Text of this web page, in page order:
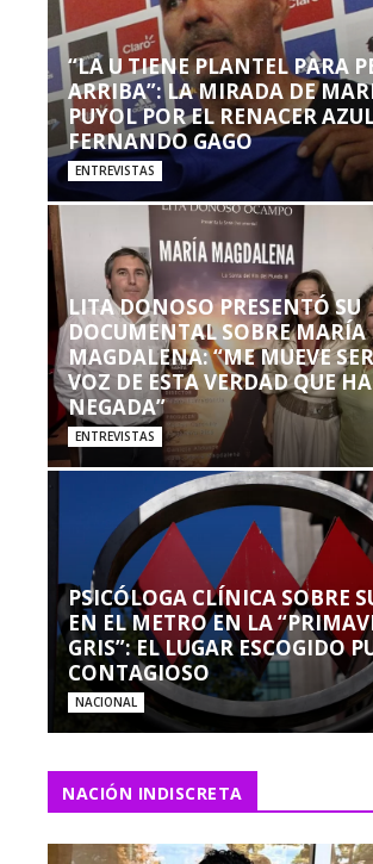
“LA U TIENE PLANTEL PARA
ARRIBA”: LA MIRADA DE
PUYOL POR EL RENACER
FERNANDO GAGO
ENTREVISTAS
LITA DONOSO PRESENTÓ SU
DOCUMENTAL SOBRE MARÍA
MAGDALENA: “ME MUEVE
VOZ DE ESTA VERDAD QUE
NEGADA”
ENTREVISTAS
PSICÓLOGA CLÍNICA SOBRE
EN EL METRO EN LA
GRIS”: EL LUGAR ESCOGIDO
CONTAGIOSO
NACIONAL
NACIÓN INDISCRETA